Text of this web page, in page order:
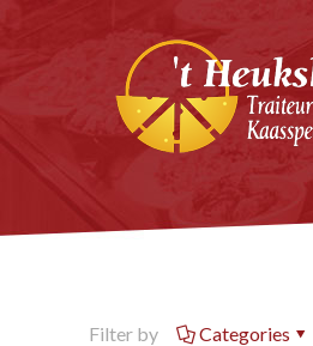
Filter by Categories